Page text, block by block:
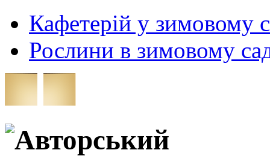
Кафетерій у зимовому
Рослини в зимовому